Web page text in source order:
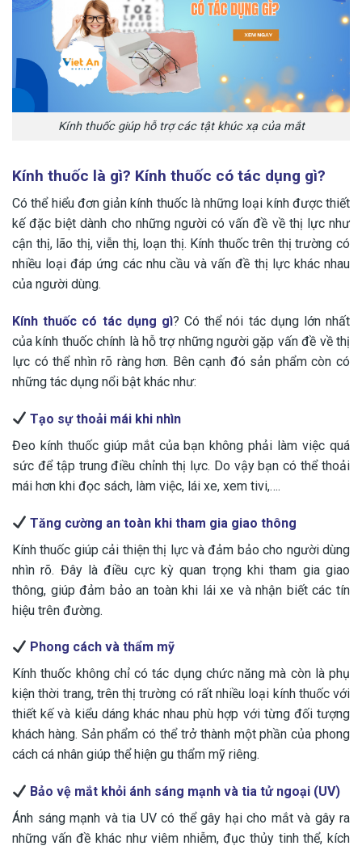
Kính thuốc giúp hỗ trợ các tật khúc xạ của mắt
Kính thuốc là gì? Kính thuốc có tác dụng gì?
Có thể hiểu đơn giản kính thuốc là những loại kính được thiết
kế đặc biệt dành cho những người có vấn đề về thị lực như
cận thị, lão thị, viễn thị, loạn thị. Kính thuốc trên thị trường có
nhiều loại đáp ứng các nhu cầu và vấn đề thị lực khác nhau
của người dùng.
Kính thuốc có tác dụng gì? Có thể nói tác dụng lớn nhất
của kính thuốc chính là hỗ trợ những người gặp vấn đề về thị
lực có thể nhìn rõ ràng hơn. Bên cạnh đó sản phẩm còn có
những tác dụng nổi bật khác như:
Tạo sự thoải mái khi nhìn
Đeo kính thuốc giúp mắt của bạn không phải làm việc quá
sức để tập trung điều chỉnh thị lực. Do vậy bạn có thể thoải
mái hơn khi đọc sách, làm việc, lái xe, xem tivi,….
Tăng cường an toàn khi tham gia giao thông
Kính thuốc giúp cải thiện thị lực và đảm bảo cho người dùng
nhìn rõ. Đây là điều cực kỳ quan trọng khi tham gia giao
thông, giúp đảm bảo an toàn khi lái xe và nhận biết các tín
hiệu trên đường.
Phong cách và thẩm mỹ
Kính thuốc không chỉ có tác dụng chức năng mà còn là phụ
kiện thời trang, trên thị trường có rất nhiều loại kính thuốc với
thiết kế và kiểu dáng khác nhau phù hợp với từng đối tượng
khách hàng. Sản phẩm có thể trở thành một phần của phong
cách cá nhân giúp thể hiện gu thẩm mỹ riêng.
Bảo vệ mắt khỏi ánh sáng mạnh và tia tử ngoại (UV)
Ánh sáng mạnh và tia UV có thể gây hại cho mắt và gây ra
những vấn đề khác như viêm nhiễm, đục thủy tinh thể, kích